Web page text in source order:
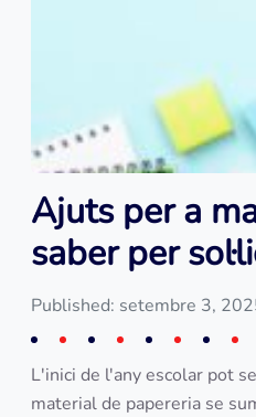
Ajuts per a
saber per
Published: setembre 3,
L'inici de l'any escolar pot
material de papereria se